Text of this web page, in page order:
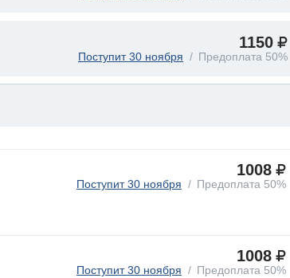
1150
Поступит 30 ноября Предоплата 50%
1008
Поступит 30 ноября Предоплата 50%
1008
Поступит 30 ноября Предоплата 50%